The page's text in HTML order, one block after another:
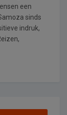
een
sinds
indruk,